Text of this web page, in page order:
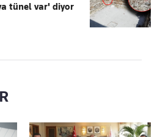
tünel var' diyor